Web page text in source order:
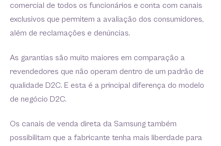
comercial de todos os funcionários e conta com canais
exclusivos que permitem a avaliação dos consumidores,
além de reclamações e denúncias.
As garantias são muito maiores em comparação a
revendedores que não operam dentro de um padrão de
qualidade D2C. E esta é a principal diferença do modelo
de negócio D2C.
Os canais de venda direta da Samsung também
possibilitam que a fabricante tenha mais liberdade para